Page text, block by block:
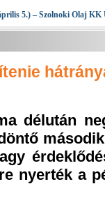
5.) – Szolnoki Olaj KK
délután
nyerték a